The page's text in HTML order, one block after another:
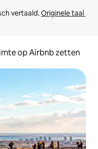
vertaald. Originele taal
op Airbnb zetten